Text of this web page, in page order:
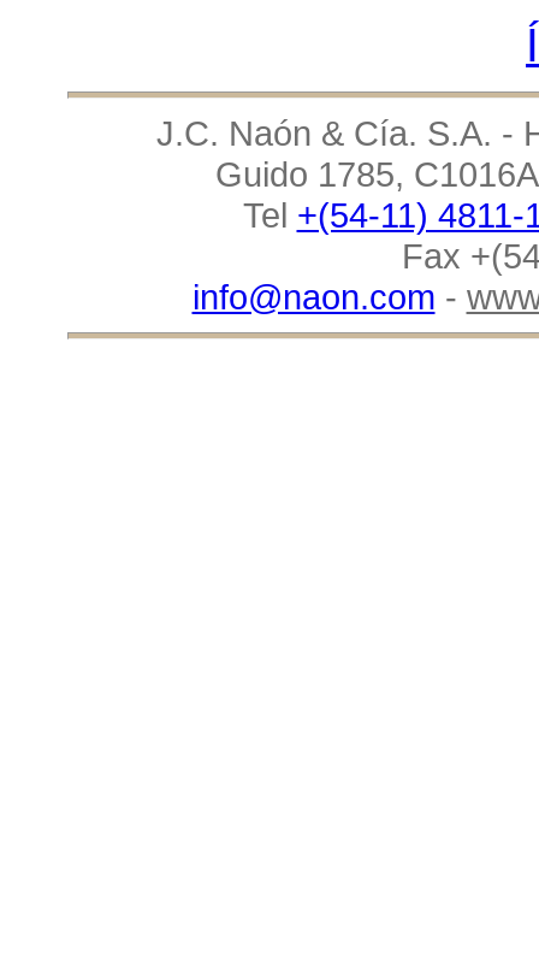
J.C. Naón & Cía. S.A. -
Guido 1785,
Tel +(54-11) 4811-
Fax
info@naon.com -